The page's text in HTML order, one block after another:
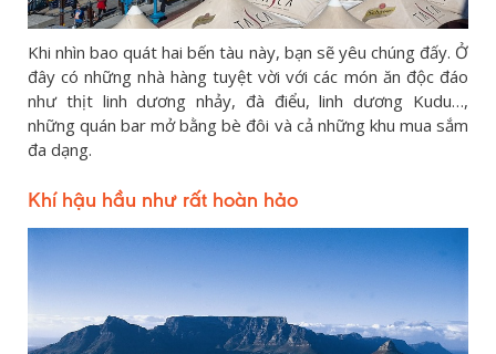
Khi nhìn bao quát hai bến tàu này, bạn sẽ yêu chúng đấy. Ở
đây có những nhà hàng tuyệt vời với các món ăn độc đáo
như thịt linh dương nhảy, đà điểu, linh dương Kudu…,
những quán bar mở bằng bè đôi và cả những khu mua sắm
đa dạng.
Khí hậu hầu như rất hoàn hảo